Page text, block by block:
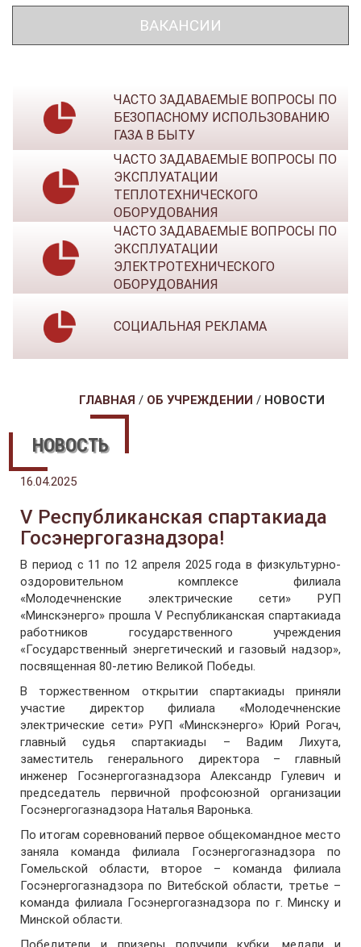
ВАКАНСИИ
ЧАСТО ЗАДАВАЕМЫЕ ВОПРОСЫ ПО
БЕЗОПАСНОМУ ИСПОЛЬЗОВАНИЮ
ГАЗА В БЫТУ
ЧАСТО ЗАДАВАЕМЫЕ ВОПРОСЫ ПО
ЭКСПЛУАТАЦИИ
ТЕПЛОТЕХНИЧЕСКОГО
ОБОРУДОВАНИЯ
ЧАСТО ЗАДАВАЕМЫЕ ВОПРОСЫ ПО
ЭКСПЛУАТАЦИИ
ЭЛЕКТРОТЕХНИЧЕСКОГО
ОБОРУДОВАНИЯ
СОЦИАЛЬНАЯ РЕКЛАМА
ГЛАВНАЯ / ОБ УЧРЕЖДЕНИИ / НОВОСТИ
НОВОСТЬ
16.04.2025
V Республиканская спартакиада
Госэнергогазнадзора!
В период с 11 по 12 апреля 2025 года в физкультурно-
оздоровительном комплексе филиала
«Молодечненские электрические сети» РУП
«Минскэнерго» прошла V Республиканская спартакиада
работников государственного учреждения
«Государственный энергетический и газовый надзор»,
посвященная 80-летию Великой Победы.
В торжественном открытии спартакиады приняли
участие директор филиала «Молодечненские
электрические сети» РУП «Минскэнерго» Юрий Рогач,
главный судья спартакиады – Вадим Лихута,
заместитель генерального директора – главный
инженер Госэнергогазнадзора Александр Гулевич и
председатель первичной профсоюзной организации
Госэнергогазнадзора Наталья Варонька.
По итогам соревнований первое общекомандное место
заняла команда филиала Госэнергогазнадзора по
Гомельской области, второе – команда филиала
Госэнергогазнадзора по Витебской области, третье –
команда филиала Госэнергогазнадзора по г. Минску и
Минской области.